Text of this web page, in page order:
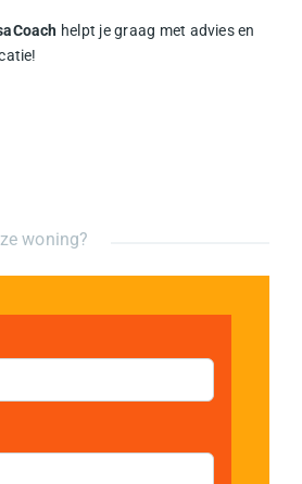
helpt je graag met advies en
woning?